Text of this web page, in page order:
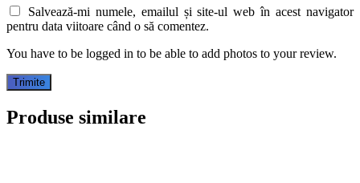
Salvează-mi numele, emailul și site-ul web în acest navigator
pentru data viitoare când o să comentez.
You have to be logged in to be able to add photos to your review.
Produse similare